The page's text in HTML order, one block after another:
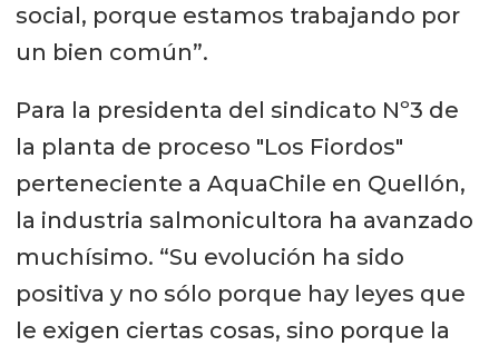
social, porque estamos trabajando por
un bien común”.
Para la presidenta del sindicato Nº3 de
la planta de proceso "Los Fiordos"
perteneciente a AquaChile en Quellón,
la industria salmonicultora ha avanzado
muchísimo. “Su evolución ha sido
positiva y no sólo porque hay leyes que
le exigen ciertas cosas, sino porque la